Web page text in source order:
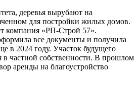
деревья вырубают на
для постройки жилых домов.
компания «РП‑Строй 57».
все документы и получила
в 2024 году. Участок будущего
в частной собственности. В прошлом
аренды на благоустройство